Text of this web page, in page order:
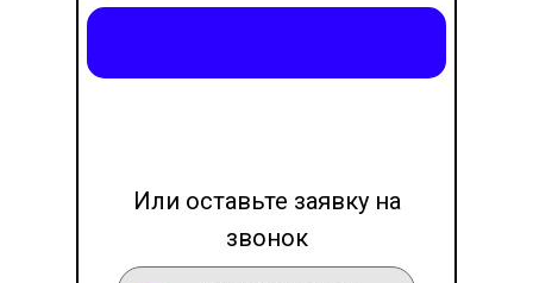
месседжер
Или оставьте заявку на
звонок